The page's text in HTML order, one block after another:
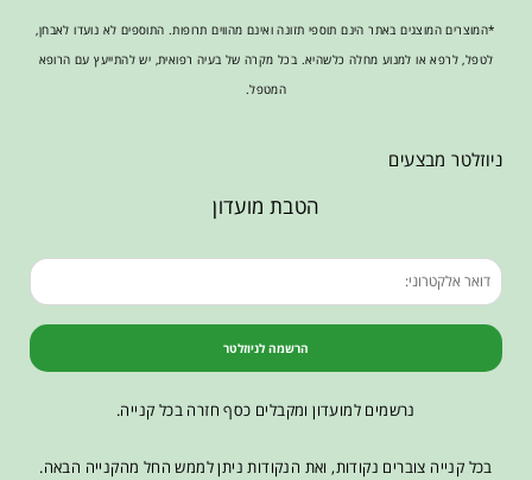
*המוצרים המוצגים באתר הינם תוספי תזונה ואינם מהווים תרופות. התוספים לא נועדו לאבחן,
לטפל, לרפא או למנוע מחלה כלשהיא. בכל מקרה של בעיה רפואית, יש להתייעץ עם הרופא
המטפל.
ניוזלטר מבצעים
הטבת מועדון
הרשמה לניוזלטר
נרשמים למועדון ומקבלים כסף חזרה בכל קנייה.
בכל קנייה צוברים נקודות, ואת הנקודות ניתן לממש החל מהקנייה הבאה.